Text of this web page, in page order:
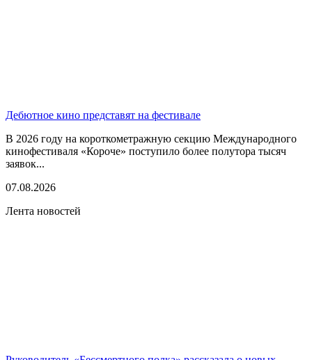
Дебютное кино представят на фестивале
В 2026 году на короткометражную секцию Международного
кинофестиваля «Короче» поступило более полутора тысяч
заявок...
07.08.2026
Лента новостей